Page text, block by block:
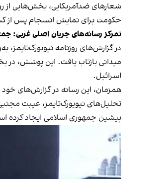
شعارهای ضدآمریکایی، بخش‌هایی از
حکومت برای نمایش انسجام پس از
تمرکز رسانه‌های جریان اصلی غربی:
در گزارش‌های روزنامه
میدانی بازتاب یافت. این پوشش،
اسرائیل.
همزمان، این رسانه در گزارش‌های
تحلیل‌های نیویورک‌تایمز، غیبت
پیشین جمهوری اسلامی ایجاد کرده